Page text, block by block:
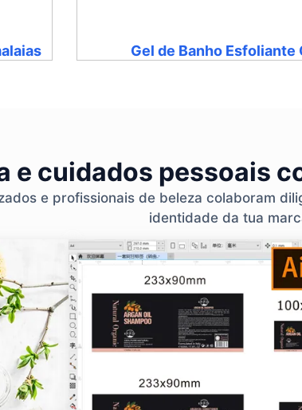
Gel de Banho Esfoliante
e cuidados pessoais
e profissionais de beleza colaboram
identidade da tua